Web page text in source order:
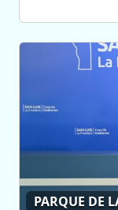
PARQUE DE